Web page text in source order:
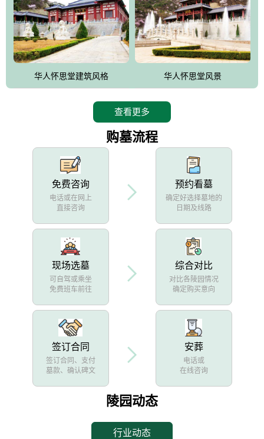
华人怀思堂建筑风格 华人怀思堂风景
查看更多
购墓流程
免费咨询
电话或在网上
直接咨询
预约看墓
确定好选择墓地的
日期及线路
现场选墓
可自驾或乘坐
免费班车前往
综合对比
对比各陵园情况
确定购买意向
签订合同
签订合同、支付
墓款、确认碑文
安葬
电话或
在线咨询
陵园动态
行业动态